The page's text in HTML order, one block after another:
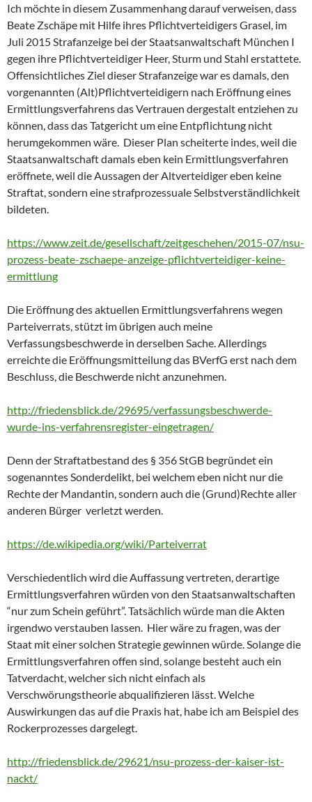
Ich möchte in diesem Zusammenhang darauf verweisen, dass
Beate Zschäpe mit Hilfe ihres Pflichtverteidigers Grasel, im
Juli 2015 Strafanzeige bei der Staatsanwaltschaft München I
gegen ihre Pflichtverteidiger Heer, Sturm und Stahl erstattete.
Offensichtliches Ziel dieser Strafanzeige war es damals, den
vorgenannten (Alt)Pflichtverteidigern nach Eröffnung eines
Ermittlungsverfahrens das Vertrauen dergestalt entziehen zu
können, dass das Tatgericht um eine Entpflichtung nicht
herumgekommen wäre. Dieser Plan scheiterte indes, weil die
Staatsanwaltschaft damals eben kein Ermittlungsverfahren
eröffnete, weil die Aussagen der Altverteidiger eben keine
Straftat, sondern eine strafprozessuale Selbstverständlichkeit
bildeten.
https://www.zeit.de/gesellschaft/zeitgeschehen/2015-07/nsu-
prozess-beate-zschaepe-anzeige-pflichtverteidiger-keine-
ermittlung
Die Eröffnung des aktuellen Ermittlungsverfahrens wegen
Parteiverrats, stützt im übrigen auch meine
Verfassungsbeschwerde in derselben Sache. Allerdings
erreichte die Eröffnungsmitteilung das BVerfG erst nach dem
Beschluss, die Beschwerde nicht anzunehmen.
http://friedensblick.de/29695/verfassungsbeschwerde-
wurde-ins-verfahrensregister-eingetragen/
Denn der Straftatbestand des § 356 StGB begründet ein
sogenanntes Sonderdelikt, bei welchem eben nicht nur die
Rechte der Mandantin, sondern auch die (Grund)Rechte aller
anderen Bürger verletzt werden.
https://de.wikipedia.org/wiki/Parteiverrat
Verschiedentlich wird die Auffassung vertreten, derartige
Ermittlungsverfahren würden von den Staatsanwaltschaften
“nur zum Schein geführt”. Tatsächlich würde man die Akten
irgendwo verstauben lassen. Hier wäre zu fragen, was der
Staat mit einer solchen Strategie gewinnen würde. Solange die
Ermittlungsverfahren offen sind, solange besteht auch ein
Tatverdacht, welcher sich nicht einfach als
Verschwörungstheorie abqualifizieren lässt. Welche
Auswirkungen das auf die Praxis hat, habe ich am Beispiel des
Rockerprozesses dargelegt.
http://friedensblick.de/29621/nsu-prozess-der-kaiser-ist-
nackt/